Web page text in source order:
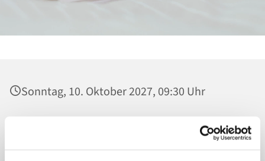
Sonntag, 10. Oktober 2027, 09:30 Uhr
St. Georg, Kirche, Kissingenplatz, 13189